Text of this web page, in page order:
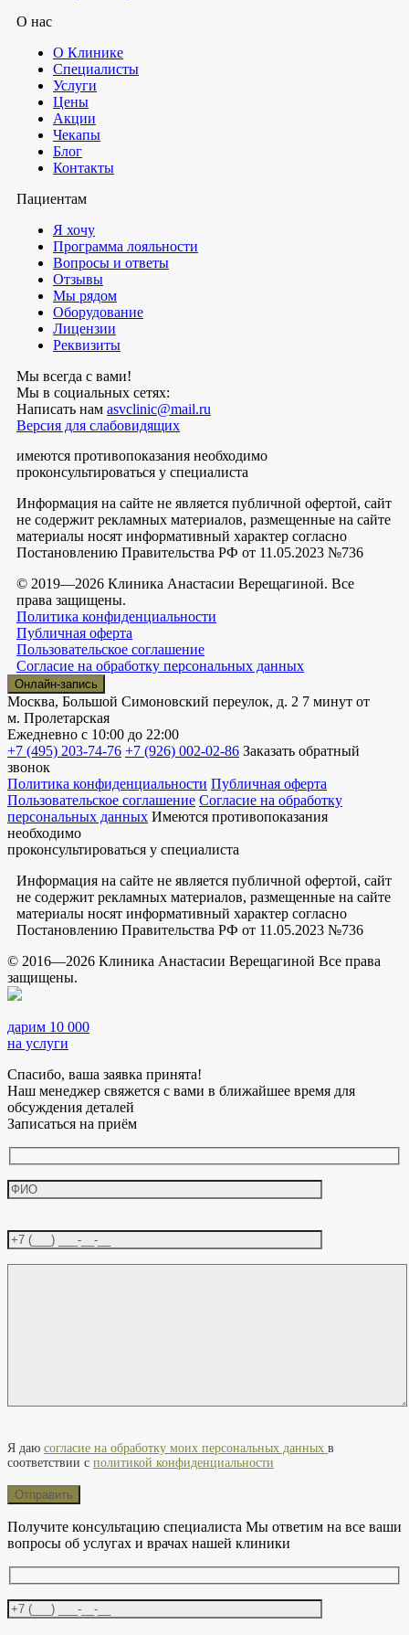
О нас
О Клинике
Специалисты
Услуги
Цены
Акции
Чекапы
Блог
Контакты
Пациентам
Я хочу
Программа лояльности
Вопросы и ответы
Отзывы
Мы рядом
Оборудование
Лицензии
Реквизиты
Мы всегда с вами!
Мы в социальных сетях:
Написать нам asvclinic@mail.ru
Версия для слабовидящих
имеются противопоказания необходимо
проконсультироваться у специалиста
Информация на сайте не является публичной офертой, сайт
не содержит рекламных материалов, размещенные на сайте
материалы носят информативный характер согласно
Постановлению Правительства РФ от 11.05.2023 №736
© 2019—2026 Клиника Анастасии Верещагиной. Все
права защищены.
Политика конфиденциальности
Публичная оферта
Пользовательское соглашение
Согласие на обработку персональных данных
Онлайн-запись
Москва, Большой Симоновский переулок, д. 2 7 минут от
м. Пролетарская
Ежедневно с 10:00 до 22:00
+7 (495) 203-74-76 +7 (926) 002-02-86 Заказать обратный
звонок
Политика конфиденциальности Публичная оферта
Пользовательское соглашение Согласие на обработку
персональных данных Имеются противопоказания
необходимо
проконсультироваться у специалиста
Информация на сайте не является публичной офертой, сайт
не содержит рекламных материалов, размещенные на сайте
материалы носят информативный характер согласно
Постановлению Правительства РФ от 11.05.2023 №736
© 2016—2026 Клиника Анастасии Верещагиной Все права
защищены.
дарим 10 000
на услуги
Спасибо, ваша заявка принята!
Наш менеджер свяжется с вами в ближайшее время для
обсуждения деталей
Записаться на приём
Я даю согласие на обработку моих персональных данных в
соответствии с политикой конфиденциальности
Получите консультацию специалиста Мы ответим на все ваши
вопросы об услугах и врачах нашей клиники